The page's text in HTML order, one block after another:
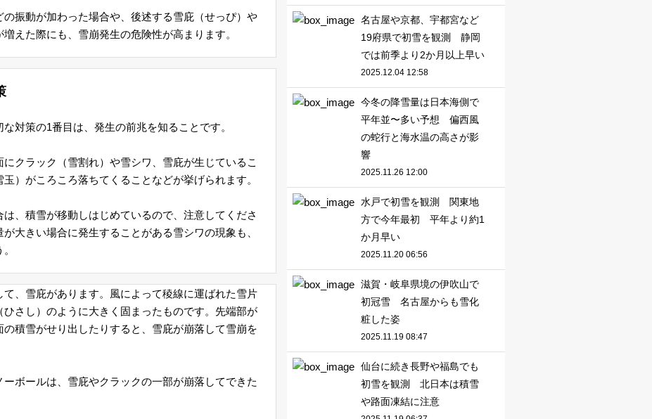
振動が加わった場合や、後述する雪庇（せっぴ）や
えた際にも、雪崩発生の危険性が高まります。
対策の1番目は、発生の前兆を知ることです。
クラック（雪割れ）や雪シワ、雪庇が生じているこ
）がころころ落ちてくることなどが挙げられます。
、積雪が移動しはじめているので、注意してくださ
大きい場合に発生することがある雪シワの現象も、
て、雪庇があります。風によって稜線に運ばれた雪片
さし）のように大きく固まったものです。先端部が
積雪がせり出したりすると、雪庇が崩落して雪崩を
ボールは、雪庇やクラックの一部が崩落してできた
名古屋や京都、宇都宮など
19府県で初雪を観測 静岡
では前季より2か月以上早い
2025.12.04 12:58
今冬の降雪量は日本海側で
平年並〜多い予想 偏西風
の蛇行と海水温の高さが影
響
2025.11.26 12:00
水戸で初雪を観測 関東地
方で今年最初 平年より約1
か月早い
2025.11.20 06:56
滋賀・岐阜県境の伊吹山で
初冠雪 名古屋からも雪化
粧した姿
2025.11.19 08:47
仙台に続き長野や福島でも
初雪を観測 北日本は積雪
や路面凍結に注意